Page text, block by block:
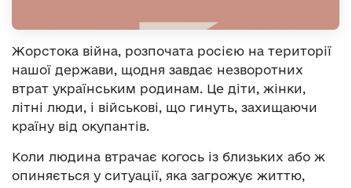
Жорстока війна, розпочата росією на території
нашої держави, щодня завдає незворотних
втрат українським родинам. Це діти, жінки,
літні люди, і військові, що гинуть, захищаючи
країну від окупантів.
Коли людина втрачає когось із близьких або ж
опиняється у ситуації, яка загрожує життю,